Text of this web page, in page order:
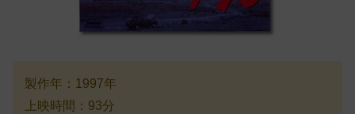
製作年：1997年
上映時間：93分